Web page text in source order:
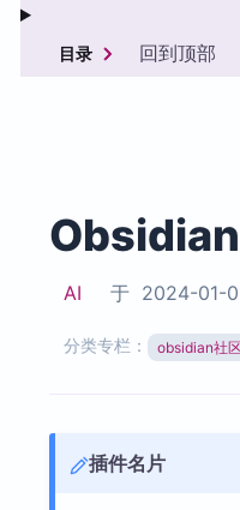
目录 回到顶部
AI 于 2024-01-
分类专栏： obsidian社
插件名片